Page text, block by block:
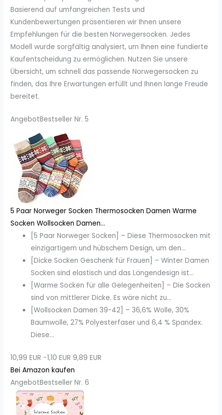
Basierend auf umfangreichen Tests und
Kundenbewertungen präsentieren wir Ihnen unsere
Empfehlungen für die besten Norwegersocken. Jedes
Modell wurde sorgfältig analysiert, um Ihnen eine fundierte
Kaufentscheidung zu ermöglichen. Nutzen Sie unsere
Übersicht, um schnell das passende Norwegersocken zu
finden, das Ihre Erwartungen erfüllt und Ihnen lange Freude
bereitet.
AngebotBestseller Nr. 5
5 Paar Norweger Socken Thermosocken Damen Warme
Socken Wollsocken Damen...
[5 Paar Norweger Socken] – Diese Thermosocken mit
einzigartigem und hübschem Design, um den...
[Dicke Socken Geschenk für Frauen] – Winter Damen
Socken sind elastisch und das Längendesign ist...
[Warme Socken für alle Gelegenheiten] – Die Socken
sind von mittlerer Dicke. Es wäre nicht zu...
[Wollsocken Damen 39-42] – 36,6% Wolle, 30%
Baumwolle, 27% Polyesterfaser und 6,4 % Spandex.
Diese...
10,99 EUR −1,10 EUR 9,89 EUR
Bei Amazon kaufen
AngebotBestseller Nr. 6